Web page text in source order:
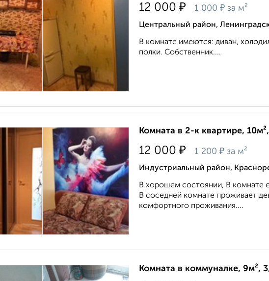
12 000 ₽ 1 000 ₽ за м²
Центральный район,
В комнате имеются: диван,
полки. Собственник....
Комната в 2-к квартире,
12 000 ₽ 1 200 ₽ за м²
Индустриальный район,
В хорошем состоянии, В комнате
В соседней комнате проживает
комфортного проживания....
Комната в коммуналке, 9м²,